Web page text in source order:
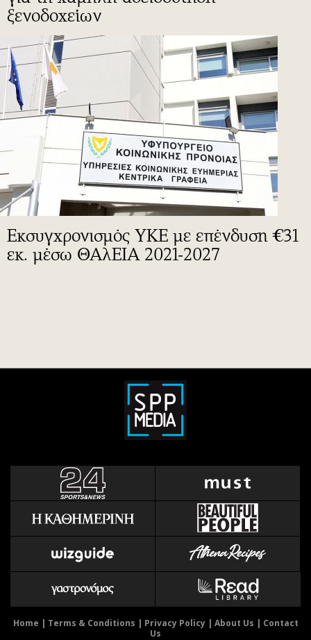
ξενοδοχείων
Εκσυγχρονισμός ΥΚΕ με επένδυση €31
εκ. μέσω ΘΑλΕΙΑ 2021-2027
Home | Terms & Conditions | Privacy Policy| About Us | Contact
Us